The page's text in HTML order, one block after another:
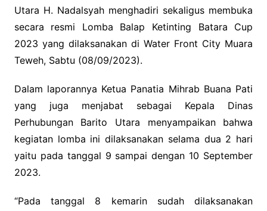
Utara H. Nadalsyah menghadiri sekaligus membuka
secara resmi Lomba Balap Ketinting Batara Cup
2023 yang dilaksanakan di Water Front City Muara
Teweh, Sabtu (08/09/2023).
Dalam laporannya Ketua Panatia Mihrab Buana Pati
yang juga menjabat sebagai Kepala Dinas
Perhubungan Barito Utara menyampaikan bahwa
kegiatan lomba ini dilaksanakan selama dua 2 hari
yaitu pada tanggal 9 sampai dengan 10 September
2023.
“Pada tanggal 8 kemarin sudah dilaksanakan